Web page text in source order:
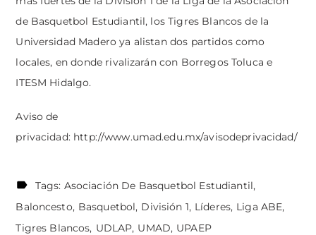
de Basquetbol Estudiantil, los Tigres Blancos de la
Universidad Madero ya alistan dos partidos como
locales, en donde rivalizarán con Borregos Toluca e
ITESM Hidalgo.
Aviso de
privacidad: http://www.umad.edu.mx/avisodeprivacidad/
Tags: Asociación De Basquetbol Estudiantil
Baloncesto
Basquetbol División 1 Líderes Liga ABE
Tigres Blancos UDLAP UMAD UPAEP